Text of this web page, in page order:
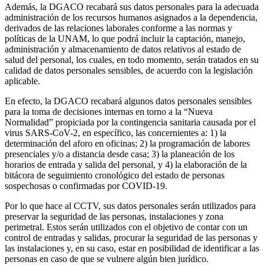
Además, la DGACO recabará sus datos personales para la adecuada
administración de los recursos humanos asignados a la dependencia,
derivados de las relaciones laborales conforme a las normas y
políticas de la UNAM, lo que podrá incluir la captación, manejo,
administración y almacenamiento de datos relativos al estado de
salud del personal, los cuales, en todo momento, serán tratados en su
calidad de datos personales sensibles, de acuerdo con la legislación
aplicable.
En efecto, la DGACO recabará algunos datos personales sensibles
para la toma de decisiones internas en torno a la “Nueva
Normalidad” propiciada por la contingencia sanitaria causada por el
virus SARS-CoV-2, en específico, las concernientes a: 1) la
determinación del aforo en oficinas; 2) la programación de labores
presenciales y/o a distancia desde casa; 3) la planeación de los
horarios de entrada y salida del personal, y 4) la elaboración de la
bitácora de seguimiento cronológico del estado de personas
sospechosas o confirmadas por COVID-19.
Por lo que hace al CCTV, sus datos personales serán utilizados para
preservar la seguridad de las personas, instalaciones y zona
perimetral. Estos serán utilizados con el objetivo de contar con un
control de entradas y salidas, procurar la seguridad de las personas y
las instalaciones y, en su caso, estar en posibilidad de identificar a las
personas en caso de que se vulnere algún bien jurídico.